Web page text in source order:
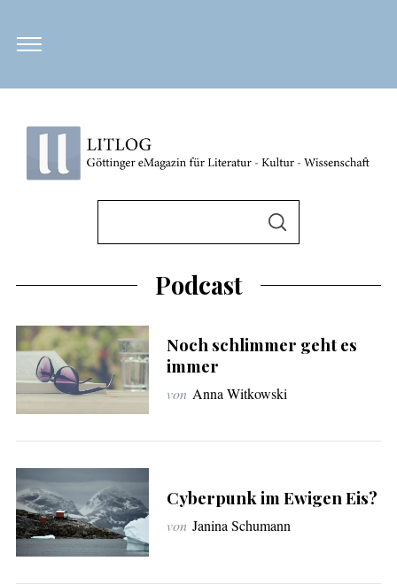
S
n
n
a
c
S
N
Podcast
Noch schlimmer geht es
immer
von Anna Witkowski
Cyberpunk im Ewigen Eis?
von Janina Schumann